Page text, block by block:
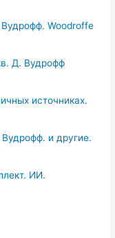
Woodroffe
Д. Вудрофф
источниках.
и другие.
ИИ.